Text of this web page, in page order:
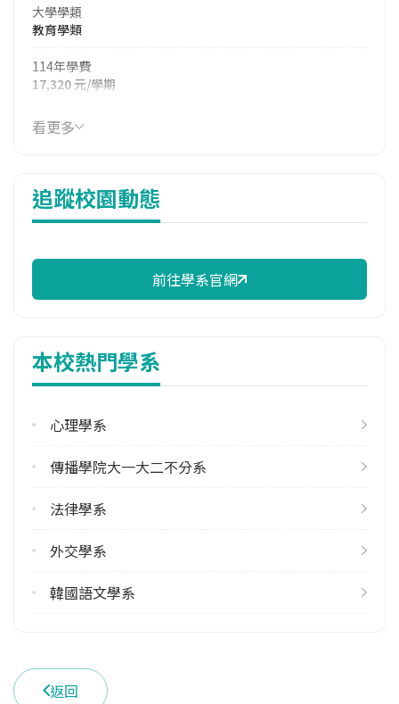
大學學類
教育學類
114年學費
17,320 元/學期
114年雜費
7,190 元/學期
100.00%
校際選課人數
113學年度下學期
修輔系人數
113學年度上學期
150
雙主修人數
113學年度下學期
(02)29393091 #67105
看更多
追蹤校園動態
前往學系官網
本校熱門學系
心理學系
傳播學院大一大二不分系
法律學系
外交學系
韓國語文學系
返回